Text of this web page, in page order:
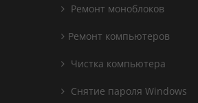
Ремонт моноблоков
Ремонт компьютеров
Чистка компьютера
Снятие пароля Windows